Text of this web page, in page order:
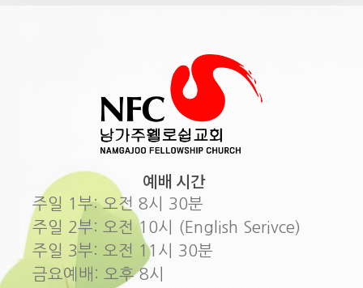
예배 시간
주일 1부: 오전 8시 30분
주일 2부: 오전 10시 (English Serivce)
주일 3부: 오전 11시 30분
금요예배: 오후 8시